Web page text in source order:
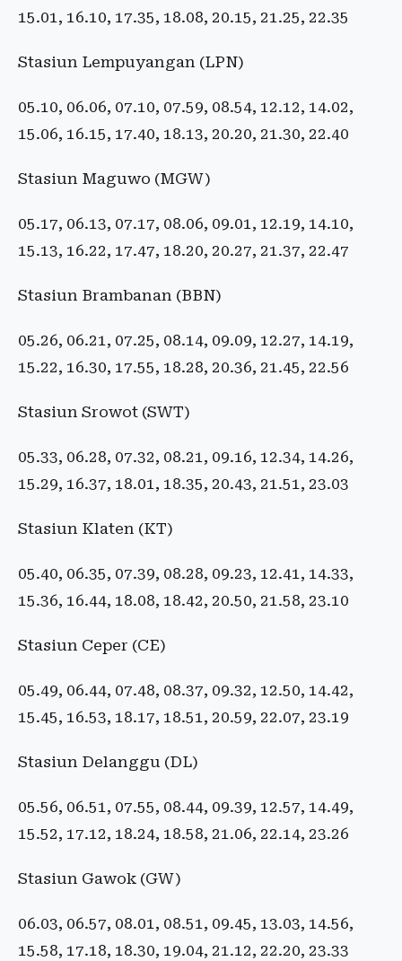
15.01, 16.10, 17.35, 18.08, 20.15, 21.25, 22.35
Stasiun Lempuyangan (LPN)
05.10, 06.06, 07.10, 07.59, 08.54, 12.12, 14.02,
15.06, 16.15, 17.40, 18.13, 20.20, 21.30, 22.40
Stasiun Maguwo (MGW)
05.17, 06.13, 07.17, 08.06, 09.01, 12.19, 14.10,
15.13, 16.22, 17.47, 18.20, 20.27, 21.37, 22.47
Stasiun Brambanan (BBN)
05.26, 06.21, 07.25, 08.14, 09.09, 12.27, 14.19,
15.22, 16.30, 17.55, 18.28, 20.36, 21.45, 22.56
Stasiun Srowot (SWT)
05.33, 06.28, 07.32, 08.21, 09.16, 12.34, 14.26,
15.29, 16.37, 18.01, 18.35, 20.43, 21.51, 23.03
Stasiun Klaten (KT)
05.40, 06.35, 07.39, 08.28, 09.23, 12.41, 14.33,
15.36, 16.44, 18.08, 18.42, 20.50, 21.58, 23.10
Stasiun Ceper (CE)
05.49, 06.44, 07.48, 08.37, 09.32, 12.50, 14.42,
15.45, 16.53, 18.17, 18.51, 20.59, 22.07, 23.19
Stasiun Delanggu (DL)
05.56, 06.51, 07.55, 08.44, 09.39, 12.57, 14.49,
15.52, 17.12, 18.24, 18.58, 21.06, 22.14, 23.26
Stasiun Gawok (GW)
06.03, 06.57, 08.01, 08.51, 09.45, 13.03, 14.56,
15.58, 17.18, 18.30, 19.04, 21.12, 22.20, 23.33